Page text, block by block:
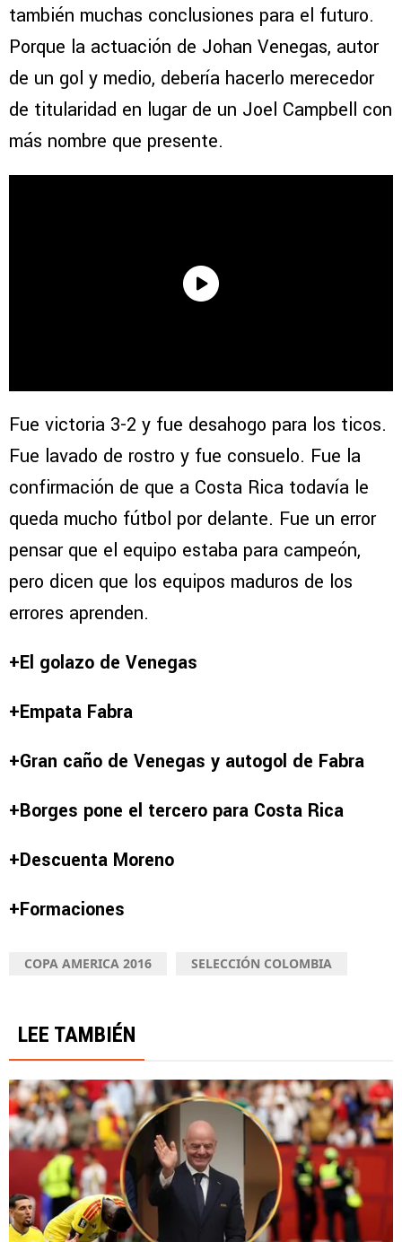
también muchas conclusiones para el futuro.
Porque la actuación de Johan Venegas, autor
de un gol y medio, debería hacerlo merecedor
de titularidad en lugar de un Joel Campbell con
más nombre que presente.
Fue victoria 3-2 y fue desahogo para los ticos.
Fue lavado de rostro y fue consuelo. Fue la
confirmación de que a Costa Rica todavía le
queda mucho fútbol por delante. Fue un error
pensar que el equipo estaba para campeón,
pero dicen que los equipos maduros de los
errores aprenden.
+El golazo de Venegas
+Empata Fabra
+Gran caño de Venegas y autogol de Fabra
+Borges pone el tercero para Costa Rica
+Descuenta Moreno
+Formaciones
COPA AMERICA 2016 SELECCIÓN COLOMBIA
LEE TAMBIÉN